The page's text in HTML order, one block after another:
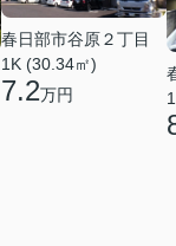
春日部市谷原２丁目
1K (30.34㎡)
7.2万円